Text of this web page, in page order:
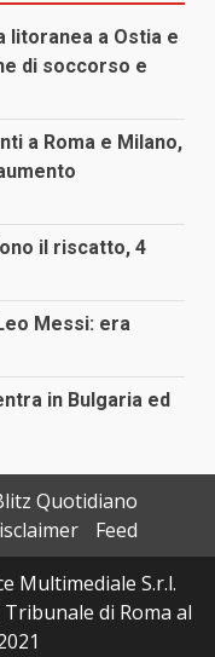
litoranea a Ostia e
di soccorso e
a Roma e Milano,
il riscatto, 4
Messi: era
in Bulgaria ed
Quotidiano
Feed
Multimediale S.r.l.
di Roma al